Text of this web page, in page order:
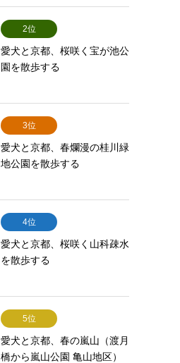
2位
愛犬と京都、桜咲く宝が池公
園を散歩する
3位
愛犬と京都、春爛漫の桂川緑
地公園を散歩する
4位
愛犬と京都、桜咲く山科疎水
を散歩する
5位
愛犬と京都、春の嵐山（渡月
橋から嵐山公園 亀山地区）